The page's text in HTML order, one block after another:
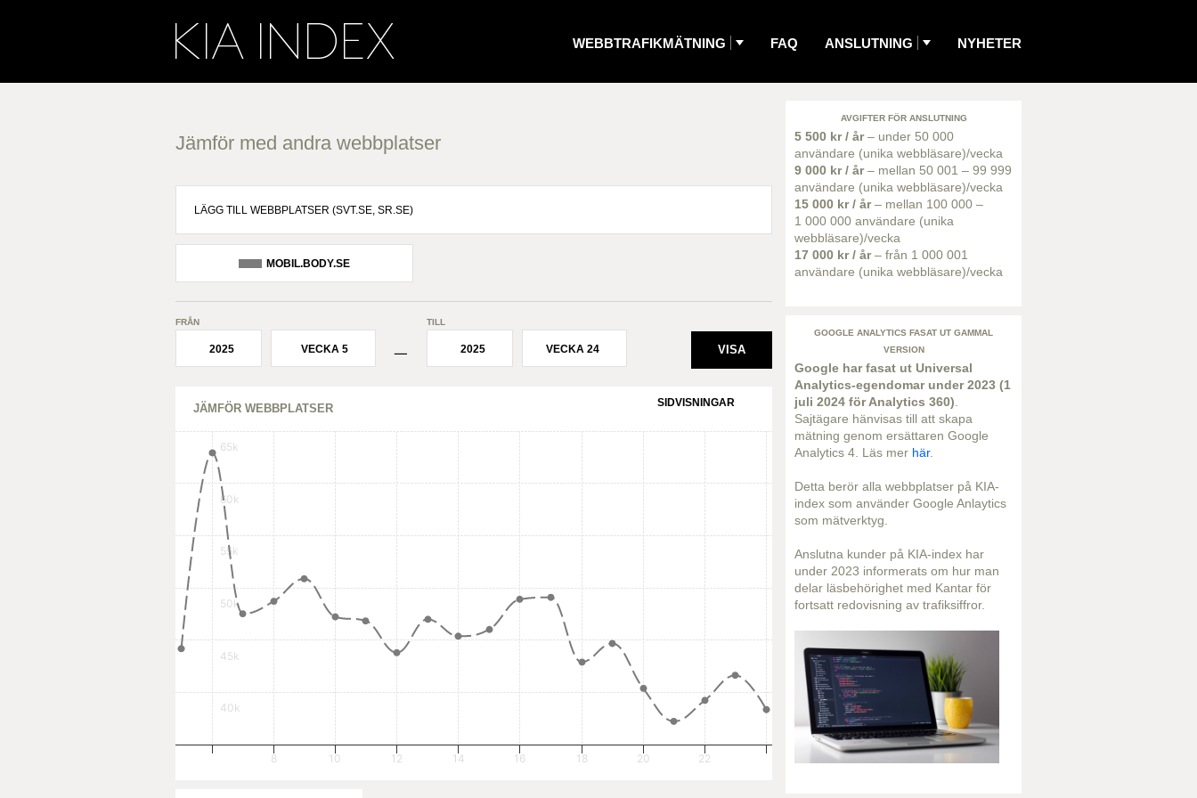
WEBBTRAFIKMÄTNING FAQ ANSLUTNING NYHETER
Jämför med andra webbplatser
MOBIL.BODY.SE
FRÅN
2025 VECKA 5
¯
TILL
2025 VECKA 24
JÄMFÖR WEBBPLATSER SIDVISNINGAR
40k
45k
50k
55k
60k
65k
8 10 12 14 16 18 20 22
AVGIFTER FÖR ANSLUTNING
5 500 kr / år– under 50 000
användare (unika webbläsare)/vecka
9 000 kr / år– mellan 50 001 – 99 999
användare (unika webbläsare)/vecka
15 000 kr / år– mellan 100 000 –
1 000 000 användare (unika
webbläsare)/vecka
17 000 kr / år– från 1 000 001
användare (unika webbläsare)/vecka
GOOGLE ANALYTICS FASAT UT GAMMAL
VERSION
Google har fasat ut Universal
Analytics-egendomar under 2023 (1
juli 2024 för Analytics 360)
Sajtägare hänvisas till att skapa
mätning genom ersättaren Google
Analytics 4. Läs mer här.
Detta berör alla webbplatser på KIA-
index som använder Google Anlaytics
som mätverktyg.
Anslutna kunder på KIA-index har
under 2023 informerats om hur man
delar läsbehörighet med Kantar för
fortsatt redovisning av trafiksiffror.